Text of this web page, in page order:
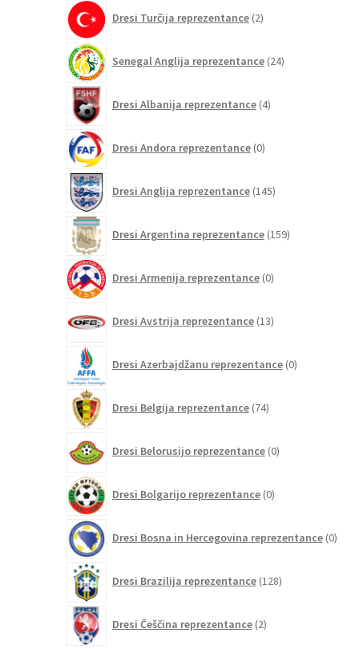
Dresi Turčija reprezentance 2izdelka
Senegal Anglija reprezentance 24izdelkov
Dresi Albanija reprezentance 4izdelki
Dresi Andora reprezentance 0izdelkov
Dresi Anglija reprezentance 145izdelkov
Dresi Argentina reprezentance 159izdelkov
Dresi Armenija reprezentance 0izdelkov
Dresi Avstrija reprezentance 13izdelkov
Dresi Azerbajdžanu reprezentance 0izdelkov
Dresi Belgija reprezentance 74izdelkov
Dresi Belorusijo reprezentance 0izdelkov
Dresi Bolgarijo reprezentance 0izdelkov
Dresi Bosna in Hercegovina reprezentance 0
Dresi Brazilija reprezentance 128izdelkov
Dresi Češčina reprezentance 2izdelka